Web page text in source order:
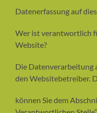
Datenerfassung auf
Wer ist verantwortlich
Website?
Die Datenverarbeitung
den Websitebetreiber.
können Sie dem